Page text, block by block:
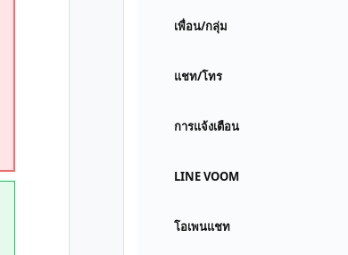
เพื่อน/กลุ่ม
แชท/โทร
การแจ้งเตือน
LINE VOOM
โอเพนแชท